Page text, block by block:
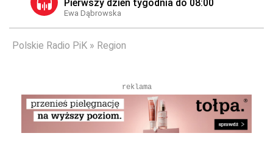
Pierwszy dzień tygodnia do 08:00
Ewa Dąbrowska
Polskie Radio PiK Region
reklama